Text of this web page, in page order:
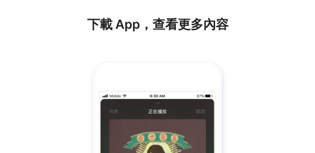
下載 App，查看更多內容